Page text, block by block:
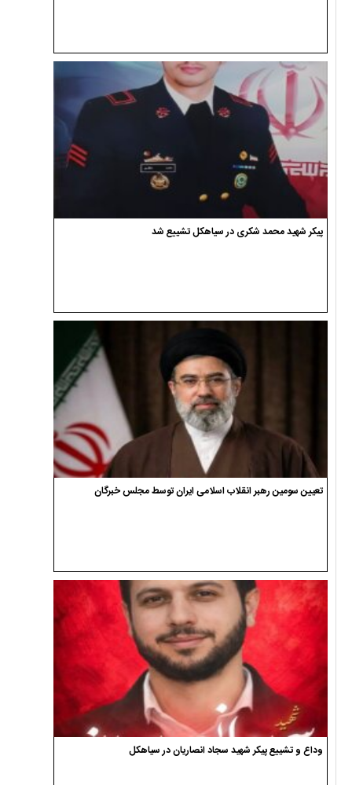
پیکر شهید محمد شکری در سیاهکل تشییع شد
تعیین سومین رهبر انقلاب اسلامی ایران توسط مجلس خبرگان
وداع و تشییع پیکر شهید سجاد انصاریان در سیاهکل